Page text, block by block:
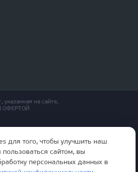
указанная на сайте,
ОФЕРТОЙ
и межкомнатных дверей
данных
данных
для того, чтобы улучшить наш
сайтом, вы
персональных данных в